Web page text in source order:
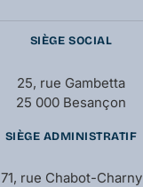
SIÈGE SOCIAL
25, rue Gambetta
25 000 Besançon
SIÈGE ADMINISTRATIF
71, rue Chabot-Charny